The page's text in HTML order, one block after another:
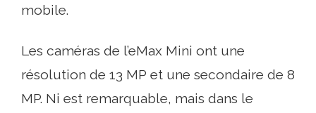
mobile.
Les caméras de l’eMax Mini ont une
résolution de 13 MP et une secondaire de 8
MP. Ni est remarquable, mais dans le